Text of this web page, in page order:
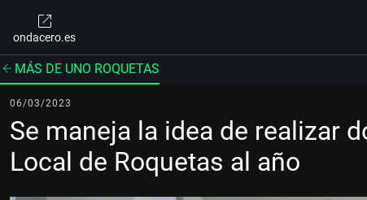
ondacero.es
MÁS DE UNO ROQUETAS
06/03/2023
Se maneja la idea de realizar
Local de Roquetas al año